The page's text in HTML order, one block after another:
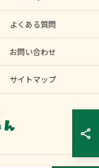
よくある質問
お問い合わせ
サイトマップ